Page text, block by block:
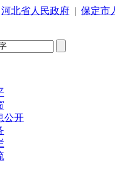
河北省人民政府 | 保定市
公开